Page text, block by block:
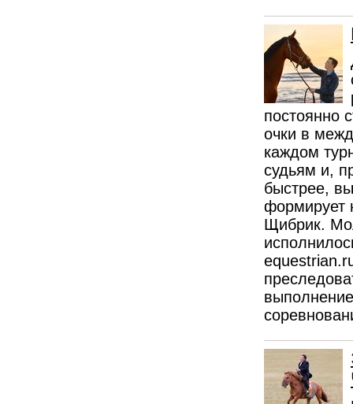
постоянно
очки в
каждом
судьям и,
быстрее,
формирует
Щибрик.